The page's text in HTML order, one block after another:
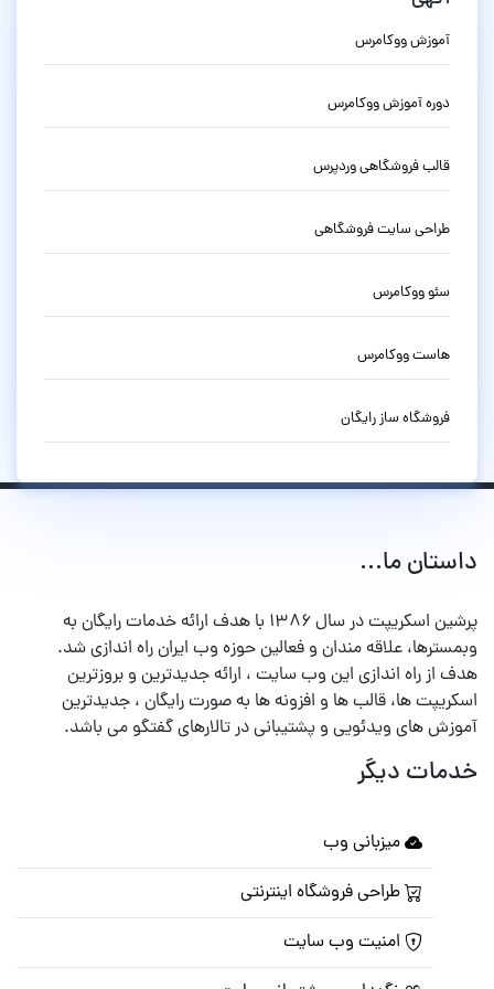
آموزش ووکامرس
دوره آموزش ووکامرس
قالب فروشگاهی وردپرس
طراحی سایت فروشگاهی
سئو ووکامرس
هاست ووکامرس
فروشگاه ساز رایگان
داستان ما...
پرشین اسکریپت در سال ۱۳۸۶ با هدف ارائه خدمات رایگان به
وبمسترها، علاقه مندان و فعالین حوزه وب ایران راه اندازی شد.
هدف از راه اندازی این وب سایت ، ارائه جدیدترین و بروزترین
اسکریپت ها، قالب ها و افزونه ها به صورت رایگان ، جدیدترین
آموزش های ویدئویی و پشتیبانی در تالارهای گفتگو می باشد.
خدمات دیگر
میزبانی وب
طراحی فروشگاه اینترنتی
امنیت وب سایت